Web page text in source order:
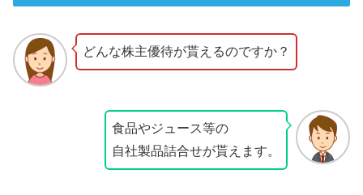
どんな株主優待が貰えるのですか？
食品やジュース等の
自社製品詰合せが貰えます。